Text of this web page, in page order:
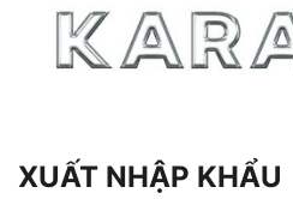
XUẤT NHẬP KHẨU